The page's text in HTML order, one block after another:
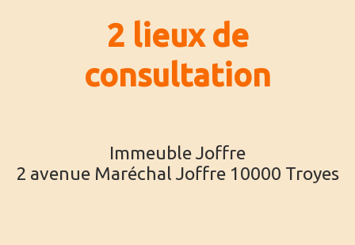
2 lieux de
consultation
Immeuble Joffre
2 avenue Maréchal Joffre 10000 Troyes